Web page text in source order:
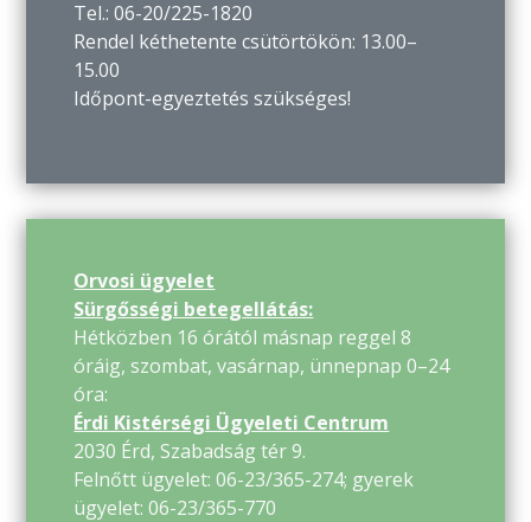
Tel.: 06-20/225-1820
Rendel kéthetente csütörtökön: 13.00–
15.00
Időpont-egyeztetés szükséges!
Orvosi ügyelet
Sürgősségi betegellátás:
Hétközben 16 órától másnap reggel 8
óráig, szombat, vasárnap, ünnepnap 0–24
óra:
Érdi Kistérségi Ügyeleti Centrum
2030 Érd, Szabadság tér 9.
Felnőtt ügyelet: 06-23/365-274; gyerek
ügyelet: 06-23/365-770